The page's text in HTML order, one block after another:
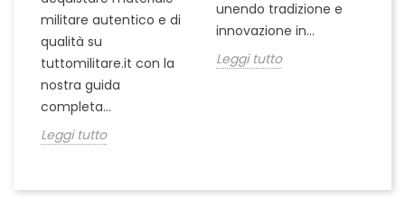
militare autentico e di
qualità su
tuttomilitare.it con la
nostra guida
completa...
Leggi tutto
unendo tradizione e
innovazione in...
Leggi tutto